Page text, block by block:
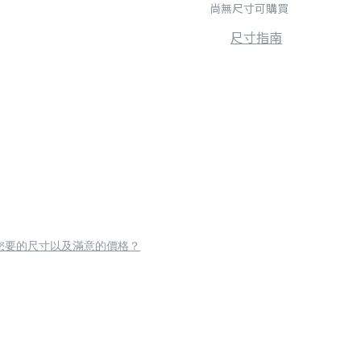
尚無尺寸可購買
尺寸指南
要的尺寸以及滿意的價格？